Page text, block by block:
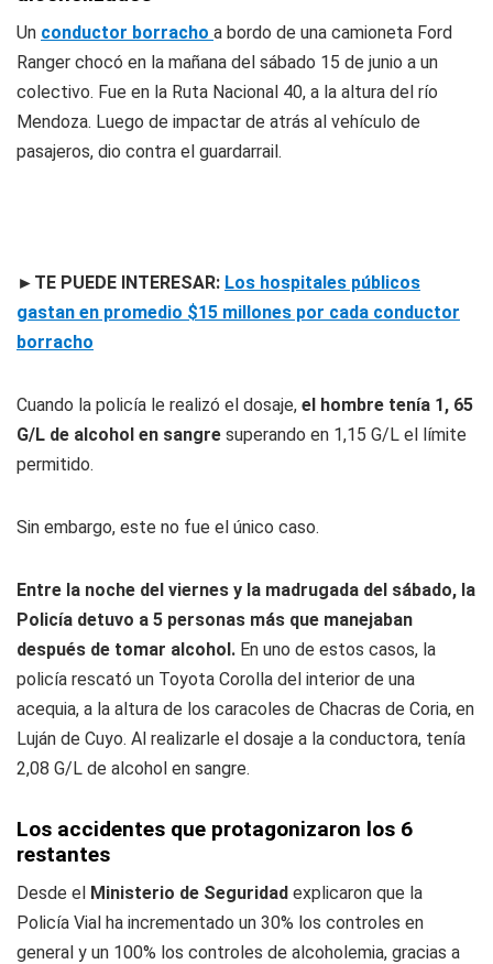
Un conductor borracho a bordo de una camioneta Ford
Ranger chocó en la mañana del sábado 15 de junio a un
colectivo. Fue en la Ruta Nacional 40, a la altura del río
Mendoza. Luego de impactar de atrás al vehículo de
pasajeros, dio contra el guardarrail.
►TE PUEDE INTERESAR: Los hospitales públicos
gastan en promedio $15 millones por cada conductor
borracho
Cuando la policía le realizó el dosaje, el hombre tenía 1, 65
G/L de alcohol en sangre superando en 1,15 G/L el límite
permitido.
Sin embargo, este no fue el único caso.
Entre la noche del viernes y la madrugada del sábado, la
Policía detuvo a 5 personas más que manejaban
después de tomar alcohol. En uno de estos casos, la
policía rescató un Toyota Corolla del interior de una
acequia, a la altura de los caracoles de Chacras de Coria, en
Luján de Cuyo. Al realizarle el dosaje a la conductora, tenía
2,08 G/L de alcohol en sangre.
Los accidentes que protagonizaron los 6
restantes
Desde el Ministerio de Seguridad explicaron que la
Policía Vial ha incrementado un 30% los controles en
general y un 100% los controles de alcoholemia, gracias a